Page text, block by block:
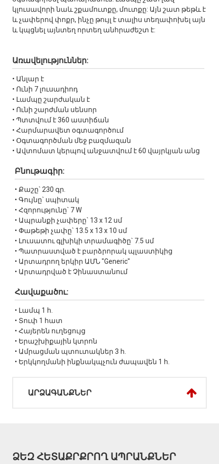
կլուսավորի նաև շքամուտքը, մուտքը: Այն շատ թեթև է
և չափերով փոքր, ինչը թույլ է տալիս տեղափոխել այն
և կպցնել այնտեղ որտեղ անհրաժեշտ է:
Առավելություններ:
• Անլար է
• Ունի 7 լուսադիոդ
• Լամպը շարժական է
• Ունի շարժման սենսոր
• Պտտվում է 360 աստիճան
• Հարմարավետ օգտագործում
• Օգտագործման մեջ բազմազան
• Ավտոմատ կերպով անջատվում է 60 վայրկյան անց
Բնութագիր:
• Քաշը` 230 գր.
• Գույնը` սպիտակ
• Հզորությունը` 7 W
• Ապրանքի չափերը` 13 x 12 սմ
• Փաթեթի չափը` 13.5 x 13 x 10 սմ
• Լուսատու գլխիկի տրամագիծը` 7.5 սմ
• Պատրաստված է բարձրորակ պլաստիկից
• Արտադրող երկիր ԱՄՆ "Generic"
• Արտադրված է Չինաստանում
Հավաքածու:
• Լամպ 1 հ.
• Տուփ 1 հատ
• Հայերեն ուղեցույց
• Երաշխիքային կտրոն
• Ամրացման պտուտակներ 3 հ.
• Երկկողմանի ինքնակպչուն ժապավեն 1 հ.
ԱՐՁԱԳԱՆՔՆԵՐ
ՁԵԶ ՀԵՏԱՔՐՔՐՈՂ ԱՊՐԱՆՔՆԵՐ